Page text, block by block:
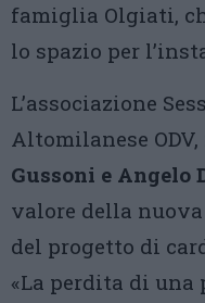
famiglia Olgiati,
lo spazio per
L’associazione
Altomilanese ODV,
Gussoni e Angelo
valore della
del progetto di
«La perdita di una